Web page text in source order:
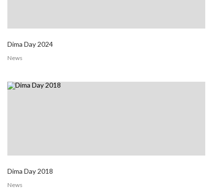
Dima Day 2024
News
Dima Day 2018
News